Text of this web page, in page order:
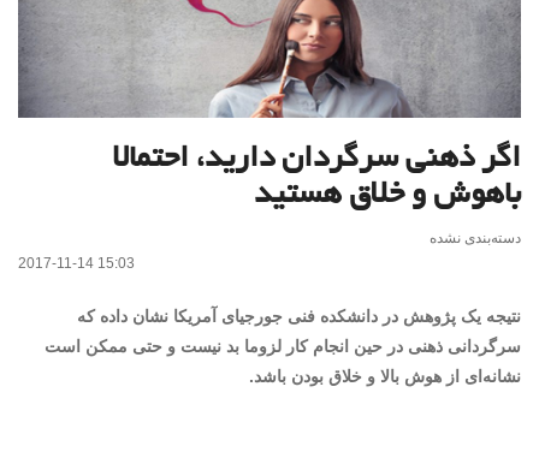
اگر ذهنی سرگردان دارید، احتمالا
باهوش و خلاق هستید
دسته‌بندی نشده
2017-11-14 15:03
نتیجه یک پژوهش در دانشکده فنی جورجیای آمریکا نشان داده که
سرگردانی ذهنی در حین انجام کار لزوما بد نیست و حتی ممکن است
نشانه‌ای از هوش بالا و خلاق بودن باشد.